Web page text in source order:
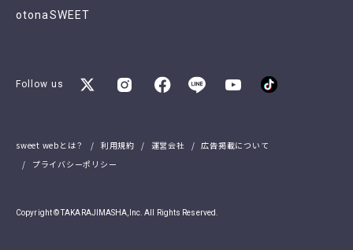
otonaSWEET
Follow us
sweet webとは？ 利用規約 運営会社
広告掲載について
プライバシーポリシー
Copyright © TAKARAJIMASHA,Inc. All Rights Reserved.